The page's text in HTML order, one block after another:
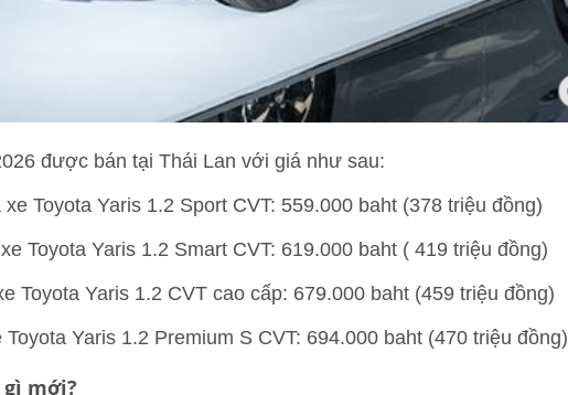
được bán tại Thái Lan với giá như sau:
xe Toyota Yaris 1.2 Sport CVT: 559.000 baht (378 triệu đồng)
Toyota Yaris 1.2 Smart CVT: 619.000 baht ( 419 triệu đồng)
Toyota Yaris 1.2 CVT cao cấp: 679.000 baht (459 triệu đồng)
Toyota Yaris 1.2 Premium S CVT: 694.000 baht (470 triệu đồng)
gì mới?